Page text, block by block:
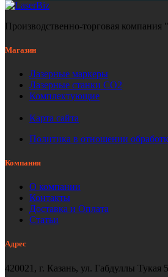
Производственно-торговая компания
Магазин
Лазерные маркеры
Лазерные станки СО2
Комплектующие
Карта сайта
Политика в отношении
Компания
О компании
Контакты
Доставка и Оплата
Статьи
Адрес
420021, г. Казань, ул. Габдуллы Тукая